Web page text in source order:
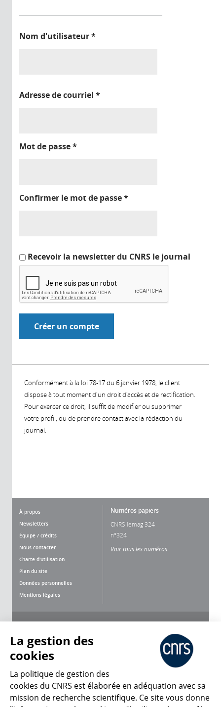
Nom d'utilisateur*
Adresse de courriel *
Mot de passe*
Confirmer le mot de passe*
Recevoir la newsletter du CNRS le journal
Conformément à la loi 78-17 du 6 janvier 1978, le client
dispose à tout moment d'un droit d'accès et de rectification.
Pour exercer ce droit, il suffit de modifier ou supprimer
votre profil, ou de prendre contact avec la rédaction du
journal.
À propos
Newsletters
Équipe / crédits
Nous contacter
Charte d'utilisation
Plan du site
Données personnelles
Mentions légales
Numéros papiers
CNRS lemag 324
n°324
Voir tous les numéros
CNRS Le Mag
La gestion des
cookies
La politique de gestion des
cookies du CNRS est élaborée en adéquation avec sa
mission de recherche scientifique. Ce site vous donne